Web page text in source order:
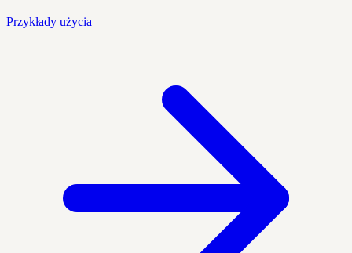
Przykłady użycia